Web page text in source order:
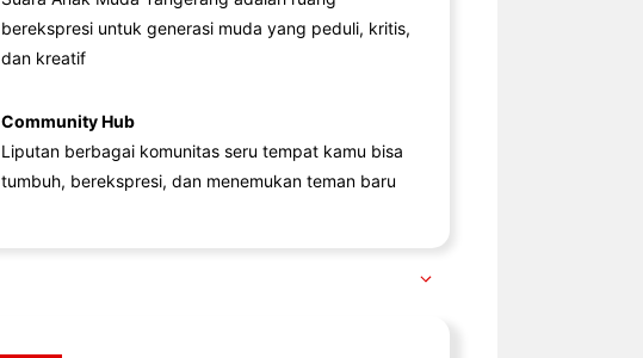
berekspresi untuk generasi muda yang peduli, kritis,
dan kreatif
Community Hub
Liputan berbagai komunitas seru tempat kamu bisa
tumbuh, berekspresi, dan menemukan teman baru